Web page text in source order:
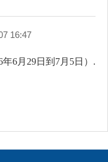
16:47
6月29日到7月5日）.